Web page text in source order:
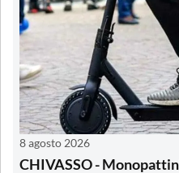
8 agosto 2026
CHIVASSO -